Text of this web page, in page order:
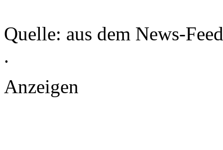
Quelle: aus dem News-
.
Anzeigen